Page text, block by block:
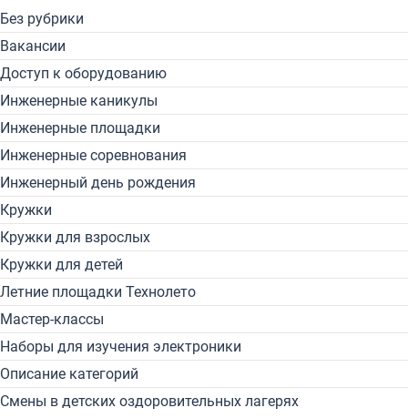
Без рубрики
Вакансии
Доступ к оборудованию
Инженерные каникулы
Инженерные площадки
Инженерные соревнования
Инженерный день рождения
Кружки
Кружки для взрослых
Кружки для детей
Летние площадки Технолето
Мастер-классы
Наборы для изучения электроники
Описание категорий
Смены в детских оздоровительных лагерях